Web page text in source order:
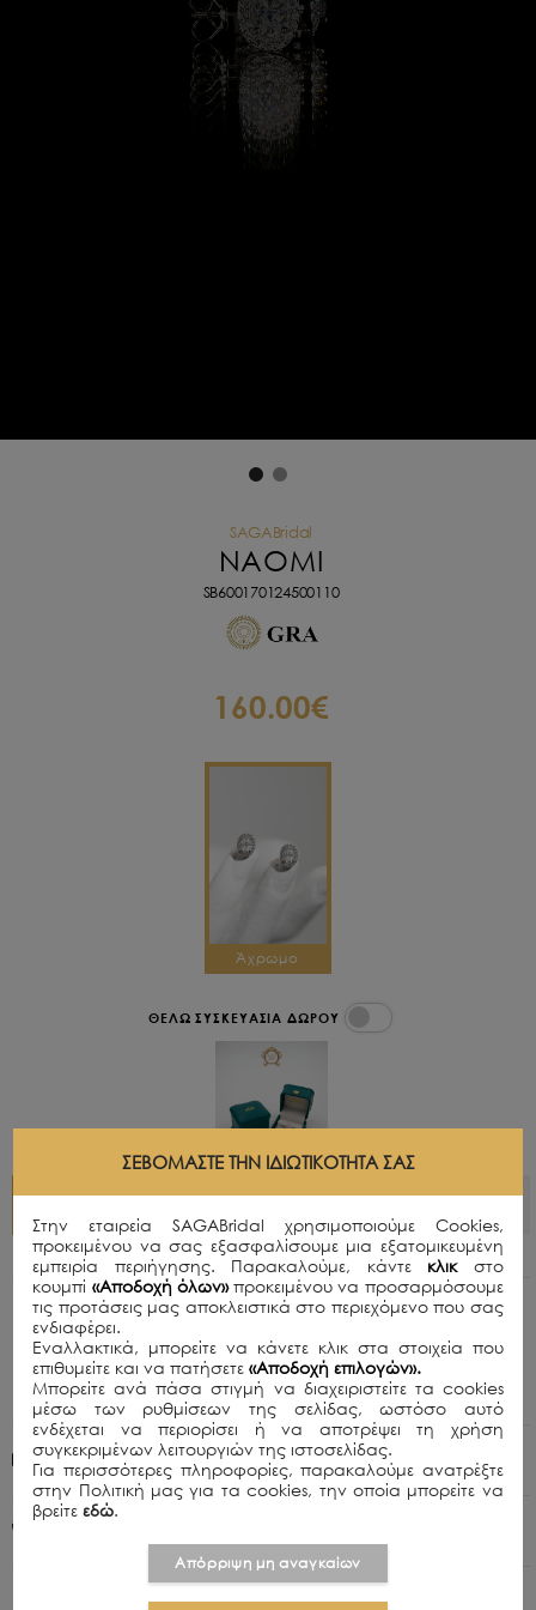
SAGABridal
NAOMI
SB600170124500110
160.00€
Άχρωμο
ΘΕΛΩ ΣΥΣΚΕΥΑΣΙΑ ΔΩΡΟΥ
Περιγραφή
Round brilliant άχρωμα σκουλαρίκια μοϊσανίτη
δεμένα σε σκελετό από ασήμι 925.
GM: 2.19 Καράτια Βάρος: 1.00 GRA Certified
Πολιτική Αποστολών
ΣΕΒΌΜΑΣΤΕ ΤΗΝ ΙΔΙΩΤΙΚΌΤΗΤΆ ΣΑΣ
Στην εταιρεία SAGABridal χρησιμοποιούμε Cookies,
προκειμένου να σας εξασφαλίσουμε μια εξατομικευμένη
εμπειρία περιήγησης. Παρακαλούμε, κάντε κλικ στο
κουμπί «Αποδοχή όλων»προκειμένου να προσαρμόσουμε
τις προτάσεις μας αποκλειστικά στο περιεχόμενο που σας
ενδιαφέρει.
Εναλλακτικά, μπορείτε να κάνετε κλικ στα στοιχεία που
επιθυμείτε και να πατήσετε«Αποδοχή επιλογών».
Μπορείτε ανά πάσα στιγμή να διαχειριστείτε τα cookies
μέσω των ρυθμίσεων της σελίδας, ωστόσο αυτό
ενδέχεται να περιορίσει ή να αποτρέψει τη χρήση
συγκεκριμένων λειτουργιών της ιστοσελίδας.
Για περισσότερες πληροφορίες, παρακαλούμε ανατρέξτε
στην Πολιτική μας για τα cookies, την οποία μπορείτε να
βρείτεεδώ.
Απόρριψη μη αναγκαίων